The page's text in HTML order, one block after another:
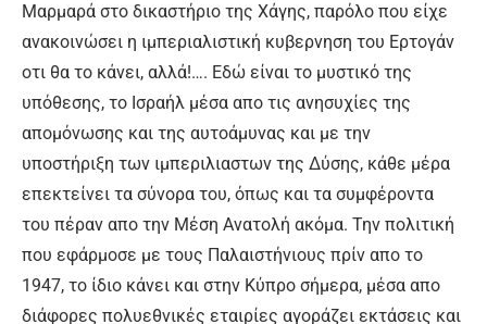
Μαρμαρά στο δικαστήριο της Χάγης, παρόλο που είχε
ανακοινώσει η ιμπεριαλιστική κυβερνηση του Ερτογάν
οτι θα το κάνει, αλλά!…. Εδώ είναι το μυστικό της
υπόθεσης, το Ισραήλ μέσα απο τις ανησυχίες της
απομόνωσης και της αυτοάμυνας και με την
υποστήριξη των ιμπεριλιαστων της Δύσης, κάθε μέρα
επεκτείνει τα σύνορα του, όπως και τα συμφέροντα
του πέραν απο την Μέση Ανατολή ακόμα. Την πολιτική
που εφάρμοσε με τους Παλαιστήνιους πρίν απο το
1947, το ίδιο κάνει και στην Κύπρο σήμερα, μέσα απο
διάφορες πολυεθνικές εταιρίες αγοράζει εκτάσεις και